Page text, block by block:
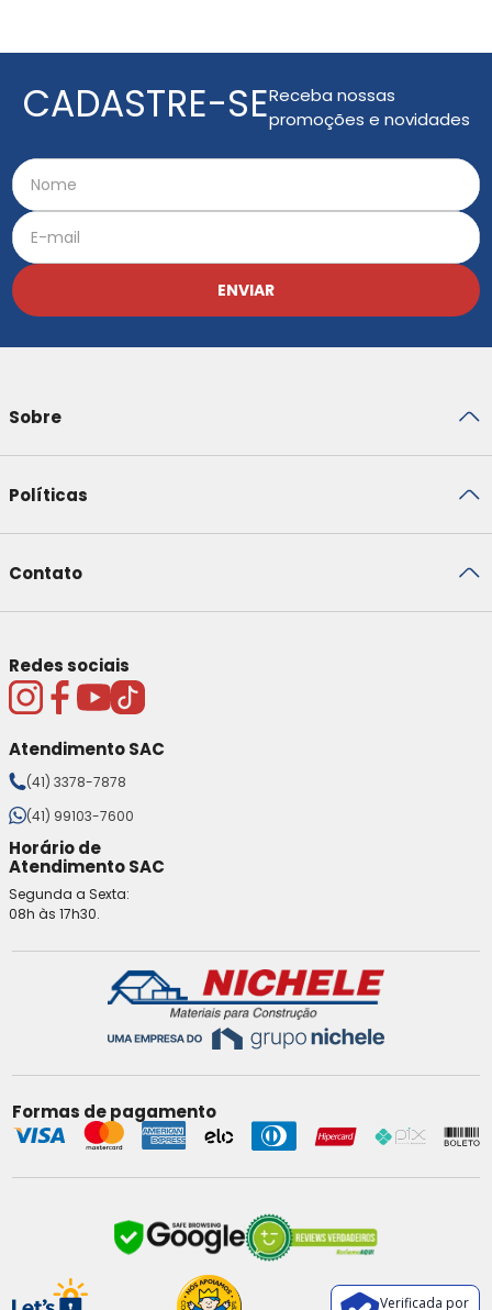
CADASTRE-SEReceba nossas
promoções e novidades
ENVIAR
Sobre
Políticas
Contato
Redes sociais
Atendimento SAC
(41) 3378-7878
(41) 99103-7600
Horário de
Atendimento SAC
Segunda a Sexta:
08h às 17h30.
Formas de pagamento
Verificada por